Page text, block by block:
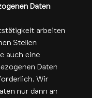
Daten
arbeiten
Stellen
auch eine
Daten
Wir
nur dann an